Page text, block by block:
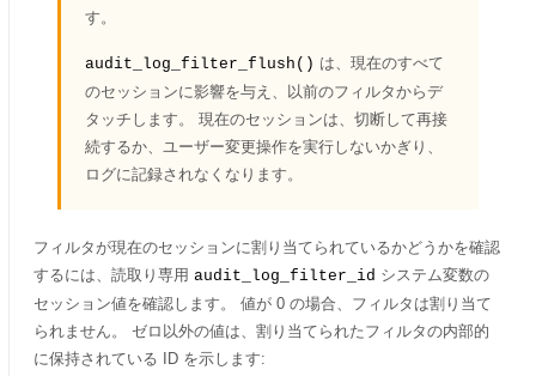
す。
audit_log_filter_flush() は、現在のすべて
のセッションに影響を与え、以前のフィルタからデ
タッチします。 現在のセッションは、切断して再接
続するか、ユーザー変更操作を実行しないかぎり、
ログに記録されなくなります。
フィルタが現在のセッションに割り当てられているかどうかを確認
するには、読取り専用 audit_log_filter_id システム変数の
セッション値を確認します。 値が 0 の場合、フィルタは割り当て
られません。 ゼロ以外の値は、割り当てられたフィルタの内部的
に保持されている ID を示します: